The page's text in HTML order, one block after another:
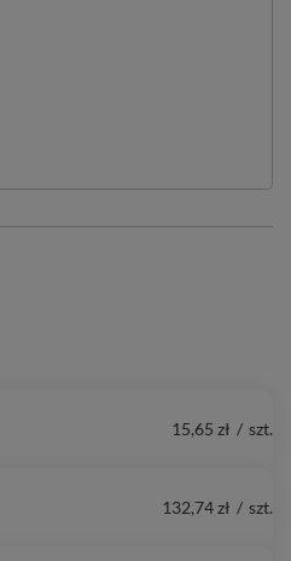
15,65 zł / szt.
132,74 zł / szt.